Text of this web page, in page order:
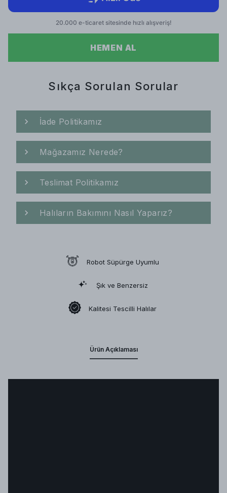
HEMEN AL
Sıkça Sorulan Sorular
İade Politikamız
Mağazamız Nerede?
Teslimat Politikamız
Halıların Bakımını Nasıl Yaparız?
Robot Süpürge Uyumlu
Şık ve Benzersiz
Kalitesi Tescilli Halılar
Ürün Açıklaması